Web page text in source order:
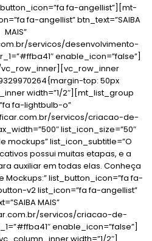
fa-angellist”][mt-
fa-angellist” btn_text=”SAIBA
MAIS”
servicos/desenvolvimento-
enable_icon=”false”]
top: 50px
width=”1/2″][mt_list_group
fa-lightbulb-o”
servicos/criacao-de-
list_icon_size=”50″
mockups” list_icon_subtitle=”O
possui muitas etapas, e a
auxiliar em todas elas. Conheça
list_button_icon=”fa fa-
v2 list_icon=”fa fa-angellist”
MAIS”
servicos/criacao-de-
enable_icon=”false”]